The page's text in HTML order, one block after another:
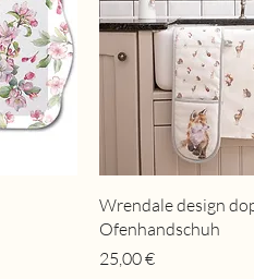
Wrendale design
Ofenhandschuh
Preis
25,00 €